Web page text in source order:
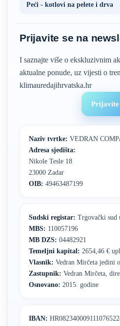
Peći - kotlovi na pelete i drva
Prijavite se na
I saznajte više o ekskluzivnim
aktualne ponude, uz vijesti o
klimauredajihrvatska.hr
Prijavite
Naziv tvrtke: VEDRAN
Adresa sjedišta:
Nikole Tesle 18
23000 Zadar
OIB: 49463487199
Sudski registar: Trgovački sud
MBS: 110057196
MB DZS: 04482921
Temeljni kapital: 2654,46 €
Vlasnik: Vedran Mirčeta jedini
Zastupnik: Vedran Mirčeta,
Osnovano: 2015. godine
IBAN: